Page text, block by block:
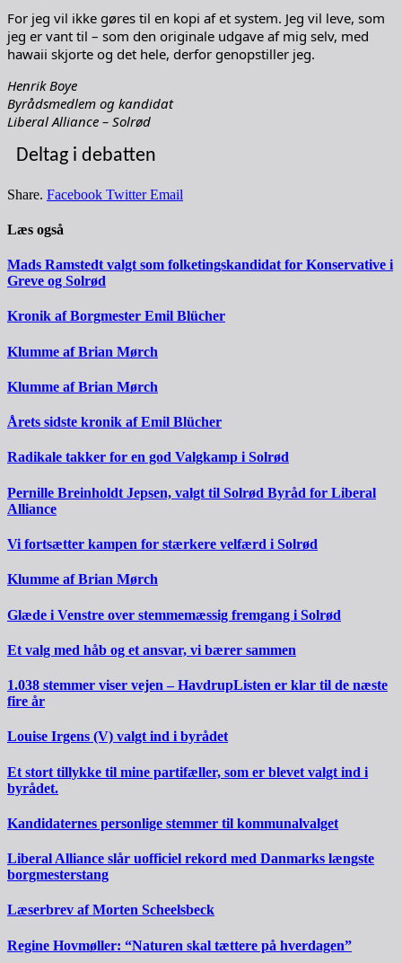
For jeg vil ikke gøres til en kopi af et system. Jeg vil leve, som
jeg er vant til – som den originale udgave af mig selv, med
hawaii skjorte og det hele, derfor genopstiller jeg.
Henrik Boye
Byrådsmedlem og kandidat
Liberal Alliance – Solrød
Deltag i debatten
Share. Facebook Twitter Email
Læs også
Mads Ramstedt valgt som folketingskandidat for Konservative i
Greve og Solrød
Kronik af Borgmester Emil Blücher
Klumme af Brian Mørch
Klumme af Brian Mørch
Årets sidste kronik af Emil Blücher
Radikale takker for en god Valgkamp i Solrød
Pernille Breinholdt Jepsen, valgt til Solrød Byråd for Liberal
Alliance
Vi fortsætter kampen for stærkere velfærd i Solrød
Klumme af Brian Mørch
Glæde i Venstre over stemmemæssig fremgang i Solrød
Et valg med håb og et ansvar, vi bærer sammen
1.038 stemmer viser vejen – HavdrupListen er klar til de næste
fire år
Louise Irgens (V) valgt ind i byrådet
Et stort tillykke til mine partifæller, som er blevet valgt ind i
byrådet.
Kandidaternes personlige stemmer til kommunalvalget
Liberal Alliance slår uofficiel rekord med Danmarks længste
borgmesterstang
Læserbrev af Morten Scheelsbeck
Regine Hovmøller: “Naturen skal tættere på hverdagen”